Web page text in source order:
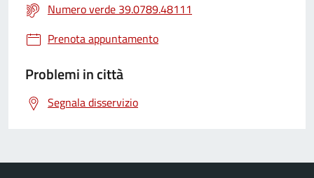
Numero verde 39.0789.48111
Prenota appuntamento
Problemi in città
Segnala disservizio